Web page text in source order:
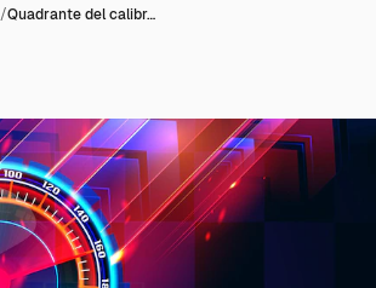
/Quadrante del calibr…